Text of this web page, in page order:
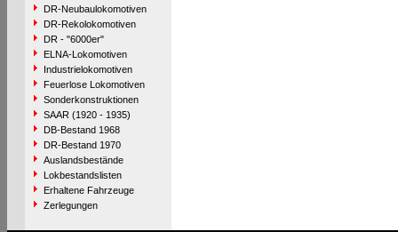
DR-Neubaulokomotiven
DR-Rekolokomotiven
DR - "6000er"
ELNA-Lokomotiven
Industrielokomotiven
Feuerlose Lokomotiven
Sonderkonstruktionen
SAAR (1920 - 1935)
DB-Bestand 1968
DR-Bestand 1970
Auslandsbestände
Lokbestandslisten
Erhaltene Fahrzeuge
Zerlegungen